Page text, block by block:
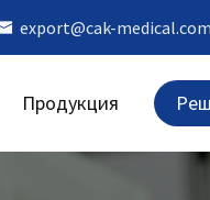
export@cak-medical.com
Продукция